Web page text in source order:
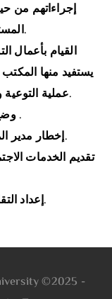
إجراءاتهم من
المستقدمين للمركز في المجال المجتمعي.
القيام بأعمال
يستفيد منها
عملية التوعية والثقيف والتواصل العلمي والمجتمعي.
وضع الخطط التنفيذية والإجرائية للمكتب .
إخطار مدير المركز باحتياجات المكتب من النواقص.
تقديم الخدمات
إعداد التقارير الدورية عن مجال خدمة المجتمع.
©2025 -